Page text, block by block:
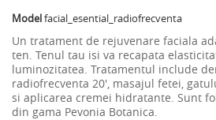
Modelfacial_esential_radiofrecventa
Un tratament de rejuvenare faciala
ten. Tenul tau isi va recapata
luminozitatea. Tratamentul include
radiofrecventa 20', masajul fetei,
si aplicarea cremei hidratante. Sunt
din gama Pevonia Botanica.